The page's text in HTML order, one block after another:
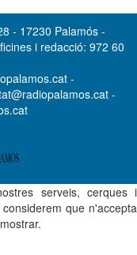
- 17230 Palamós -
i redacció: 972 60
-
-
serveis, cerques i
que n'accepta